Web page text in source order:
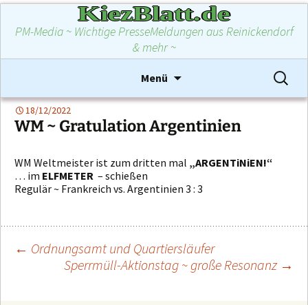
KiezBlatt.de
PM-Media ~ Wichtige PresseMeldungen aus Reinickendorf
& mehr ~
Menü
springen
Suchen
nach:
18/12/2022
WM ~ Gratulation Argentinien
WM Weltmeister ist zum dritten mal „ARGENTiNiEN!“
… im ELFMETER – schießen
Regulär ~ Frankreich vs. Argentinien 3 : 3
Beitragsnavigation
← Ordnungsamt und Quartiersläufer
Sperrmüll-Aktionstag ~ große Resonanz →